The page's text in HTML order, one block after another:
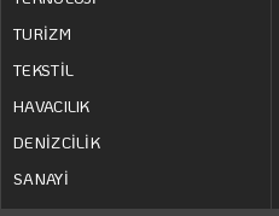
TURİZM
TEKSTİL
HAVACILIK
DENİZCİLİK
SANAYİ